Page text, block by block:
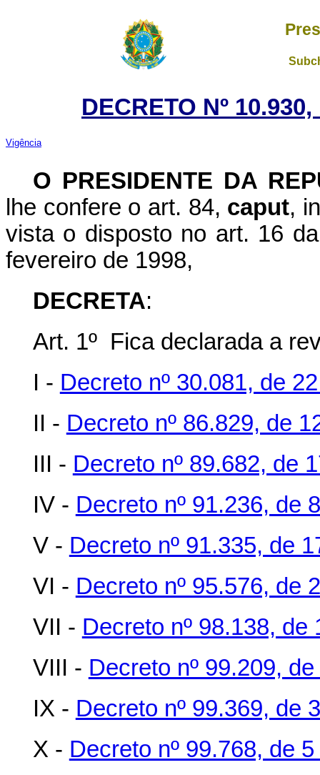
DECRETO Nº
Vigência
O PRESIDENTE DA
lhe confere o art. 84, caput,
vista o disposto no art. 16
fevereiro de 1998,
DECRETA:
Art. 1º Fica declarada a
I - Decreto nº 30.081, de
II - Decreto nº 86.829, de
III - Decreto nº 89.682, de
IV - Decreto nº 91.236, de
V - Decreto nº 91.335, de
VI - Decreto nº 95.576, de
VII - Decreto nº 98.138,
VIII - Decreto nº 99.209,
IX - Decreto nº 99.369, de
X - Decreto nº 99.768, de